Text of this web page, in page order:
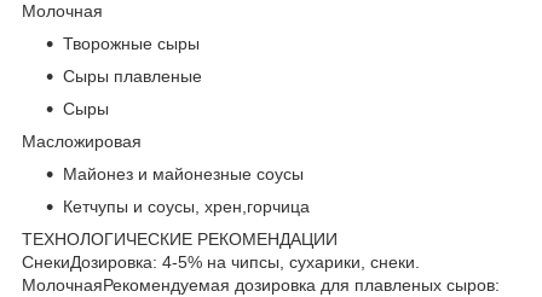
Молочная
Творожные сыры
Сыры плавленые
Сыры
Масложировая
Майонез и майонезные соусы
Кетчупы и соусы, хрен,горчица
ТЕХНОЛОГИЧЕСКИЕ РЕКОМЕНДАЦИИ
СнекиДозировка: 4-5% на чипсы, сухарики, снеки.
МолочнаяРекомендуемая дозировка для плавленых сыров: